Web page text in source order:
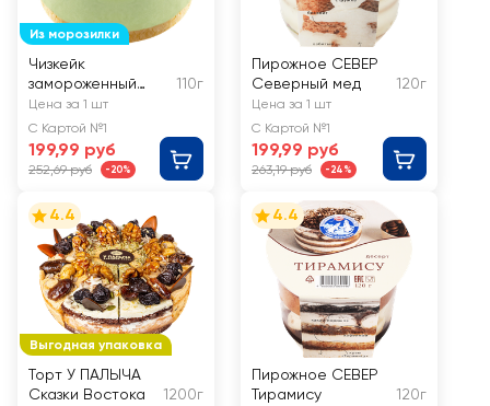
Из морозилки
Чизкейк
замороженный
BETTY'S CAKE
Фисташка и
малина
110г
Цена за 1 шт
С Картой №1
199,99 руб
252,69 руб -20%
Пирожное СЕВЕР
Северный мед
120г
Цена за 1 шт
С Картой №1
199,99 руб
263,19 руб -24%
Выгодная упаковка
4.4
Торт У ПАЛЫЧА
Сказки Востока
1200г
4.4
Пирожное СЕВЕР
Тирамису
120г